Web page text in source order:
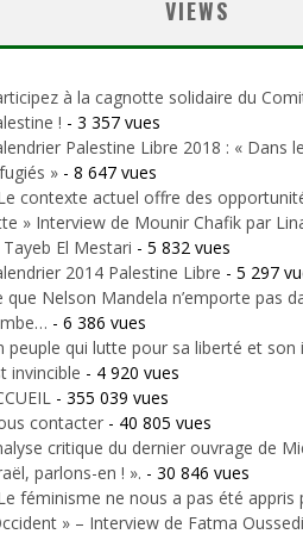
VIEWS
à la cagnotte solidaire du
! - 3 357 vues
Palestine Libre 2018 : « Dans
» - 8 647 vues
contexte actuel offre des
» Interview de Mounir Chafik par
El Mestari - 5 832 vues
2014 Palestine Libre - 5 297
que Nelson Mandela n’emporte pas
- 6 386 vues
peuple qui lutte pour sa liberté et son
invincible - 4 920 vues
- 355 039 vues
contacter - 40 805 vues
critique du dernier ouvrage de
parlons-en ! ». - 30 846 vues
féminisme ne nous a pas été appris
» – Interview de Fatma